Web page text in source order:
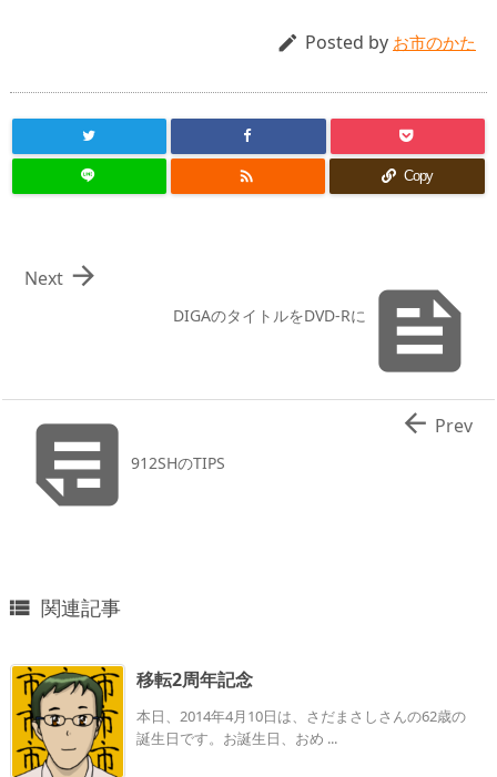
 Posted by お市のかた
 Copy

DIGAのタイトルをDVD-Rに

Next
912SHのTIPS
 Prev
 関連記事
移転2周年記念
本日、2014年4月10日は、さだまさしさんの62歳の
誕生日です。お誕生日、おめ ...